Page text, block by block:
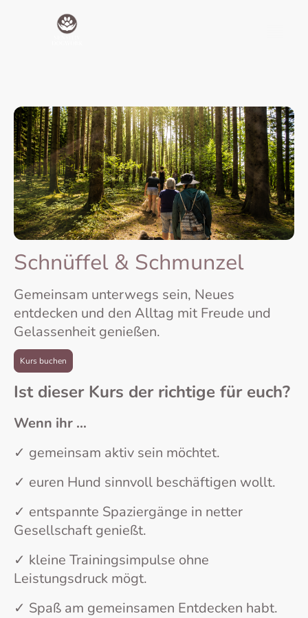
Schnüffel & Schmunzel
Gemeinsam unterwegs sein, Neues
entdecken und den Alltag mit Freude und
Gelassenheit genießen.
Kurs buchen
Ist dieser Kurs der richtige für euch?
Wenn ihr …
✓ gemeinsam aktiv sein möchtet.
✓ euren Hund sinnvoll beschäftigen wollt.
✓ entspannte Spaziergänge in netter
Gesellschaft genießt.
✓ kleine Trainingsimpulse ohne
Leistungsdruck mögt.
✓ Spaß am gemeinsamen Entdecken habt.